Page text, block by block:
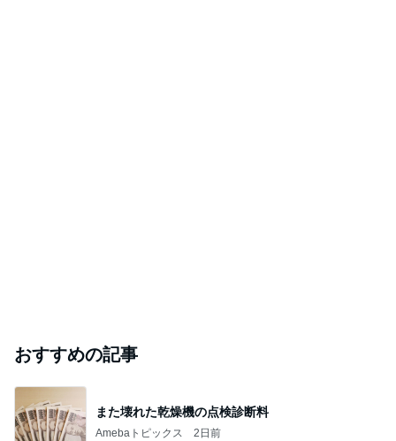
おすすめの記事
また壊れた乾燥機の点検診断料
Amebaトピックス 2日前